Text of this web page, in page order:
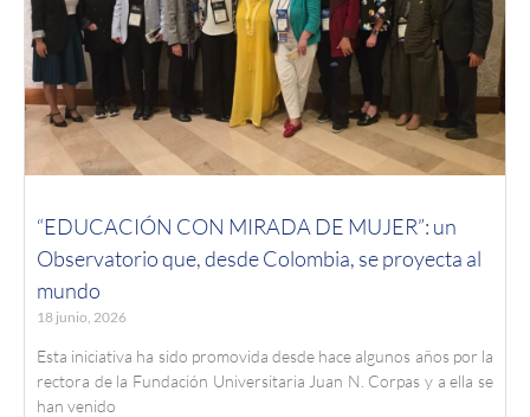
“EDUCACIÓN CON MIRADA DE MUJER”: un
Observatorio que, desde Colombia, se proyecta al
mundo
18 junio, 2026
Esta iniciativa ha sido promovida desde hace algunos años por la
rectora de la Fundación Universitaria Juan N. Corpas y a ella se
han venido